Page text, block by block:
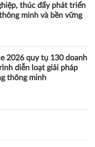
thúc đẩy phát triển
minh và bền vững
2026 quy tụ 130 doanh
diễn loạt giải pháp
thông minh